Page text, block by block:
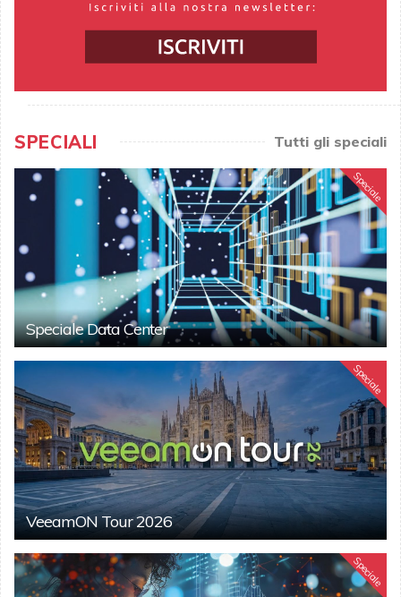
SPECIALI Tutti gli speciali
Speciale
Speciale Data Center
Speciale
VeeamON Tour 2026
Speciale